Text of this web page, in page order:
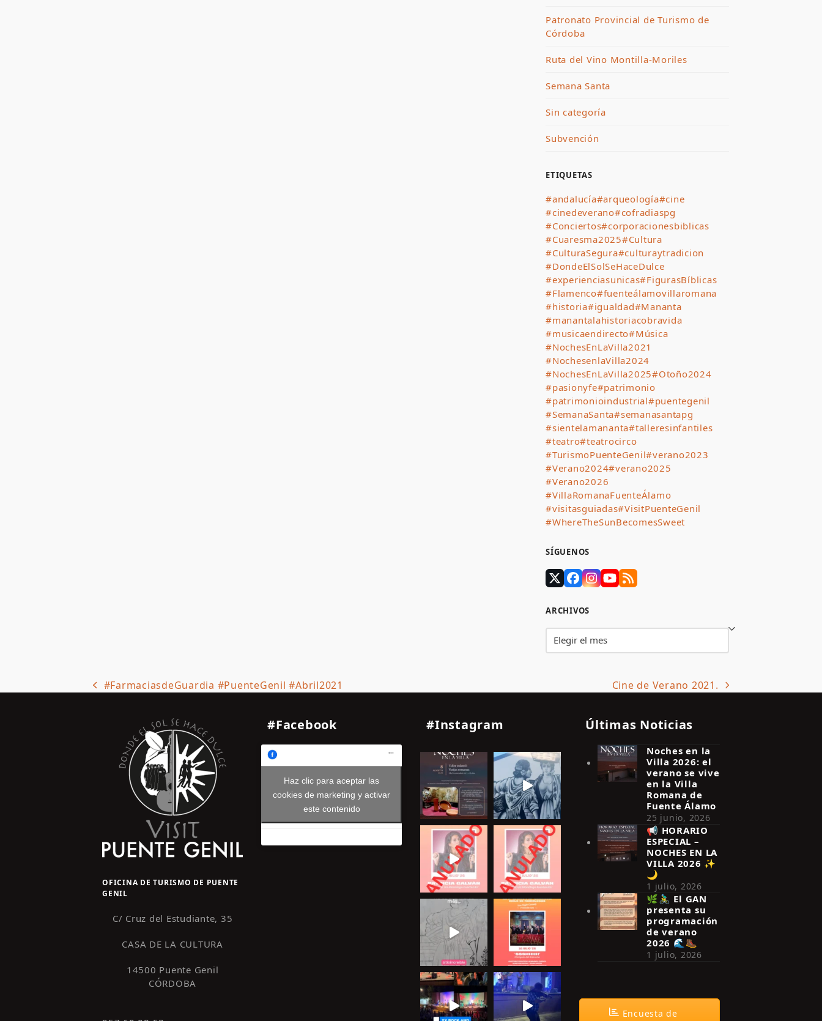
Patronato Provincial de Turismo de
Córdoba
Ruta del Vino Montilla-Moriles
Semana Santa
Sin categoría
Subvención
ETIQUETAS
#andalucía#arqueología#cine
#cinedeverano#cofradiaspg
#Conciertos#corporacionesbiblicas
#Cuaresma2025#Cultura
#CulturaSegura#culturaytradicion
#DondeElSolSeHaceDulce
#experienciasunicas#FigurasBíblicas
#Flamenco#fuenteálamovillaromana
#historia#igualdad#Mananta
#manantalahistoriacobravida
#musicaendirecto#Música
#NochesEnLaVilla2021
#NochesenlaVilla2024
#NochesEnLaVilla2025#Otoño2024
#pasionyfe#patrimonio
#patrimonioindustrial#puentegenil
#SemanaSanta#semanasantapg
#sientelamananta#talleresinfantiles
#teatro#teatrocirco
#TurismoPuenteGenil#verano2023
#Verano2024#verano2025
#Verano2026
#VillaRomanaFuenteÁlamo
#visitasguiadas#VisitPuenteGenil
#WhereTheSunBecomesSweet
SÍGUENOS
Twitter
Facebook
Instagram
YouTube
RSS
ARCHIVOS
Archivos
previous
#FarmaciasdeGuardia #PuenteGenil #Abril2021
next
Cine de Verano 2021.
OFICINA DE TURISMO DE PUENTE
GENIL
C/ Cruz del Estudiante, 35
CASA DE LA CULTURA
14500 Puente Genil
CÓRDOBA
#Facebook
Haz clic para aceptar las
cookies de marketing y activar
este contenido
#Instagram Últimas Noticias
Noches en la
Villa 2026: el
verano se vive
en la Villa
Romana de
Fuente Álamo
25 junio, 2026
📢 HORARIO
ESPECIAL –
NOCHES EN LA
VILLA 2026 ✨
🌙
1 julio, 2026
🌿🚴‍♂️ El GAN
presenta su
programación
de verano
2026 🌊🥾
1 julio, 2026
Encuesta de